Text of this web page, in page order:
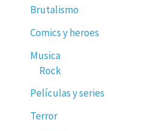
Brutalismo
Comics y heroes
Musica
Rock
Películas y series
Terror